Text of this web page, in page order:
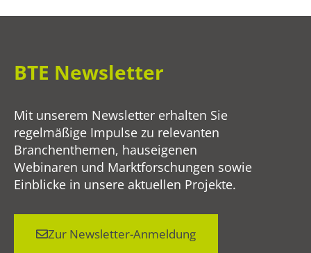
BTE Newsletter
Mit unserem Newsletter erhalten Sie
regelmäßige Impulse zu relevanten
Branchenthemen, hauseigenen
Webinaren und Marktforschungen sowie
Einblicke in unsere aktuellen Projekte.
Zur Newsletter-Anmeldung